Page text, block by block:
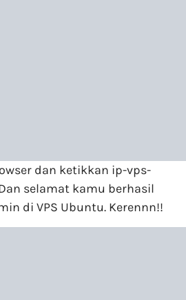
dan ketikkan ip-vps-
selamat kamu berhasil
di VPS Ubuntu. Kerennn!!